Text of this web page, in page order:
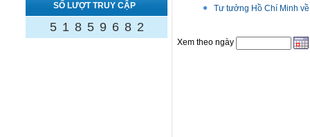
SỐ LƯỢT TRUY CẬP
5 1 8 5 9 6 8 2
Tư tưởng Hồ Chí Minh
Xem theo ngày